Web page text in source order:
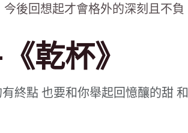
後回想起才會格外的深刻且不負
乾杯》
終點 也要和你舉起回憶釀的甜 和